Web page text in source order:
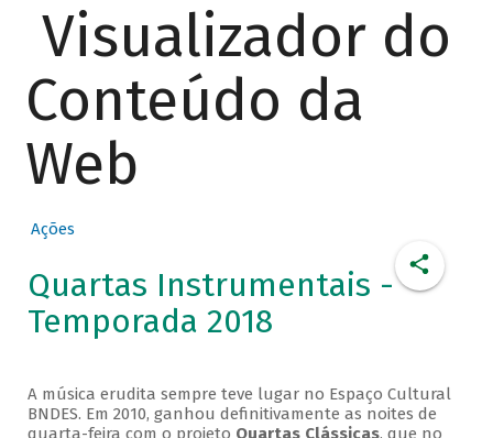
Visualizador do
Conteúdo da
Web
Ações
Quartas Instrumentais -
Temporada 2018
A música erudita sempre teve lugar no Espaço Cultural
BNDES. Em 2010, ganhou definitivamente as noites de